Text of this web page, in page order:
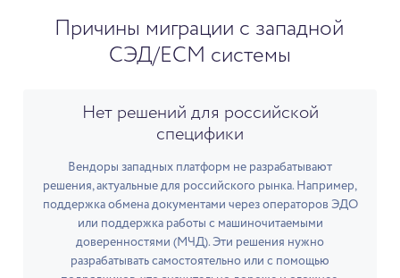
Причины миграции с западной
СЭД/ECM системы
Нет решений для российской
специфики
Вендоры западных платформ не разрабатывают
решения, актуальные для российского рынка. Например,
поддержка обмена документами через операторов ЭДО
или поддержка работы с машиночитаемыми
доверенностями (МЧД). Эти решения нужно
разрабатывать самостоятельно или с помощью